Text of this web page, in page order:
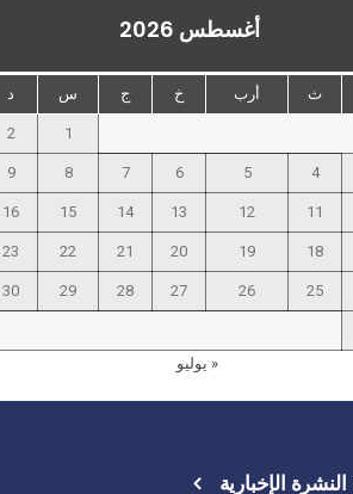
أغسطس 2026
ث أرب خ ج س د
1
2
4
5
6
7
8
9
11
12
13
14
15
16
18
19
20
21
22
23
25
26
27
28
29
30
« يوليو
النشرة الإخبارية